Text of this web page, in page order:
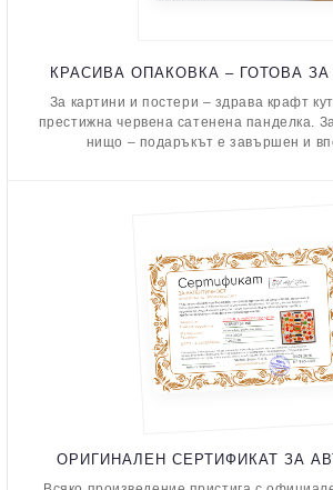
КРАСИВА ОПАКОВКА – ГОТОВА
За картини и постери – здрава крафт
престижна червена сатенена панделка.
нищо – подаръкът е завършен и
ОРИГИНАЛЕН СЕРТИФИКАТ ЗА